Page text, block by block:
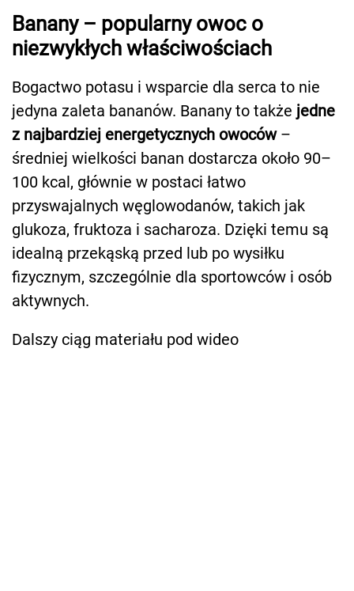
Banany – popularny owoc o
niezwykłych właściwościach
Bogactwo potasu i wsparcie dla serca to nie
jedyna zaleta bananów. Banany to także jedne
z najbardziej energetycznych owoców–
średniej wielkości banan dostarcza około 90–
100 kcal, głównie w postaci łatwo
przyswajalnych węglowodanów, takich jak
glukoza, fruktoza i sacharoza. Dzięki temu są
idealną przekąską przed lub po wysiłku
fizycznym, szczególnie dla sportowców i osób
aktywnych.
Dalszy ciąg materiału pod wideo